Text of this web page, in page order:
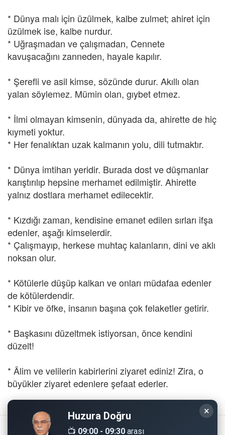
* Dünya malı için üzülmek, kalbe zulmet; ahiret için
üzülmek ise, kalbe nurdur.
* Uğraşmadan ve çalışmadan, Cennete
kavuşacağını zanneden, hayale kapılır.
* Şerefli ve asil kimse, sözünde durur. Akıllı olan
yalan söylemez. Mümin olan, gıybet etmez.
* İlmi olmayan kimsenin, dünyada da, ahirette de hiç
kıymeti yoktur.
* Her fenalıktan uzak kalmanın yolu, dili tutmaktır.
* Dünya imtihan yeridir. Burada dost ve düşmanlar
karıştırılıp hepsine merhamet edilmiştir. Ahirette
yalnız dostlara merhamet edilecektir.
* Kızdığı zaman, kendisine emanet edilen sırları ifşa
edenler, aşağı kimselerdir.
* Çalışmayıp, herkese muhtaç kalanların, dini ve aklı
noksan olur.
* Kötülerle düşüp kalkan ve onları müdafaa edenler
de kötülerdendir.
* Kibir ve öfke, insanın başına çok felaketler getirir.
* Başkasını düzeltmek istiyorsan, önce kendini
düzelt!
* Âlim ve velilerin kabirlerini ziyaret ediniz! Zira, o
büyükler ziyaret edenlere şefaat ederler.
×
Huzura Doğru
📺 09:00 - 09:30 arası